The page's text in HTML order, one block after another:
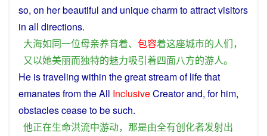
so, on herbeautiful and uniquecharmtoattractvisitors
in all directions.
大海如同一位母亲养育着、 包容着这座城市的人们，
又以她美丽而独特的魅力吸引着四面八方的游人。
He istraveling within the great streamof lifethat
emanatesfromthe All InclusiveCreatorand, for him,
obstaclescease to be such.
他正在生命洪流中游动， 那是由全有创化者发射出